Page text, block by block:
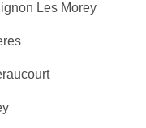
Les Morey